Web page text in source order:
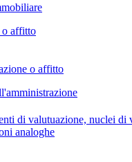
o affitto
o affitto
di valutuazione, nuclei di
analoghe